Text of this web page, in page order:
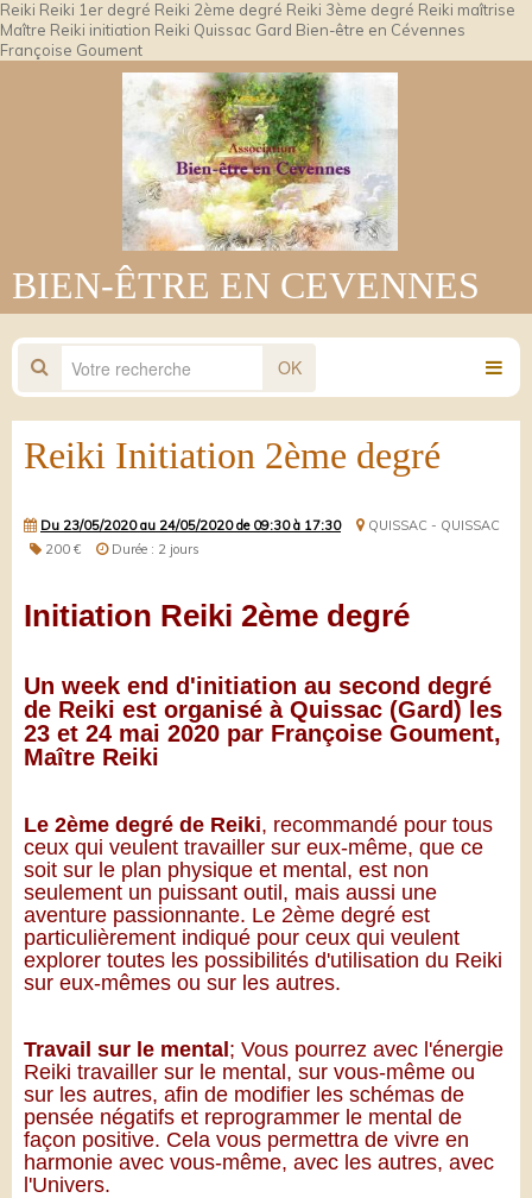
Reiki Reiki 1er degré Reiki 2ème degré Reiki 3ème degré Reiki maîtrise
Maître Reiki initiation Reiki Quissac Gard Bien-être en Cévennes
Françoise Goument
BIEN-ÊTRE EN CEVENNES
OK
Reiki Initiation 2ème degré
Du 23/05/2020 au 24/05/2020 de 09:30 à 17:30
QUISSAC - QUISSAC
200 €
Durée : 2 jours
Initiation Reiki 2ème degré
Un week end d'initiation au second degré
de Reiki est organisé à Quissac (Gard) les
23 et 24 mai 2020 par Françoise Goument,
Maître Reiki
Le 2ème degré de Reiki, recommandé pour tous
ceux qui veulent travailler sur eux-même, que ce
soit sur le plan physique et mental, est non
seulement un puissant outil, mais aussi une
aventure passionnante. Le 2ème degré est
particulièrement indiqué pour ceux qui veulent
explorer toutes les possibilités d'utilisation du Reiki
sur eux-mêmes ou sur les autres.
Travail sur le mental ; Vous pourrez avec l'énergie
Reiki travailler sur le mental, sur vous-même ou
sur les autres, afin de modifier les schémas de
pensée négatifs et reprogrammer le mental de
façon positive. Cela vous permettra de vivre en
harmonie avec vous-même, avec les autres, avec
l'Univers.